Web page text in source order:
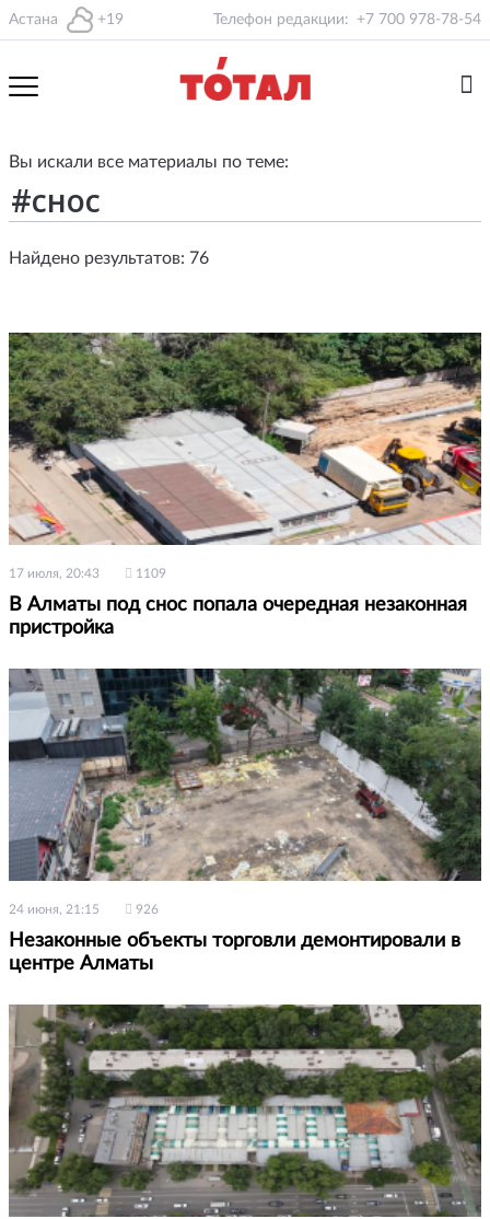
Астана +19 Телефон редакции: +7 700 978-78-54
Вы искали все материалы по теме:
Найдено результатов: 76
17 июля, 20:43 1109
В Алматы под снос попала очередная незаконная
пристройка
24 июня, 21:15 926
Незаконные объекты торговли демонтировали в
центре Алматы